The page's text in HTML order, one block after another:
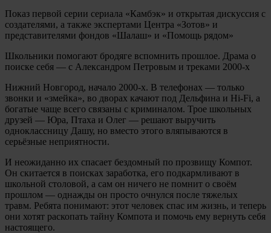
Показ первой серии сериала «Камбэк» и открытая дискуссия с
создателями, а также экспертами Центра «Зотов» и
представителями фондов «Шалаш» и «Помощь рядом»
Школьники помогают бродяге вспомнить прошлое. Драма о
поиске себя — с Александром Петровым и треками 2000-х
Нижний Новгород, начало 2000-х. В телефонах — только
звонки и «змейка», во дворах качают под Дельфина и Hi-Fi, а
богатые чаще всего связаны с криминалом. Трое школьных
друзей — Юра, Птаха и Олег — решают выручить
одноклассницу Дашу, но вместо этого вляпываются в
серьёзные неприятности.
И неожиданно их спасает бездомный по прозвищу Компот.
Он скитается в поисках заработка, его подкармливают в
школьной столовой, а сам он ничего не помнит о своём
прошлом — однажды он просто очнулся после тяжелых
травм. Ребята понимают: этот человек спас им жизнь, и теперь
они хотят раскопать тайну Компота и помочь ему вернуть себя
настоящего.